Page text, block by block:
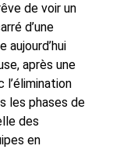
de voir un
d’une
aujourd’hui
après une
les phases de
des
en